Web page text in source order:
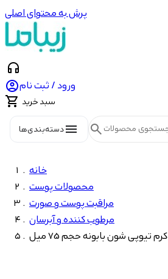
پرش به محتوای اصلی
headphones
ورود / ثبت نام
 سبد خرید
menuدسته‌بندی‌ها search
خانه
محصولات پوست
مراقبت پوست و صورت
مرطوب کننده و آبرسان
کرم تیوپی شون بابونه حجم 75 میل